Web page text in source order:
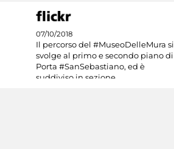
07/10/2018
Il percorso del #MuseoDelleMura si
svolge al primo e secondo piano di
Porta #SanSebastiano, ed è
suddiviso in sezione